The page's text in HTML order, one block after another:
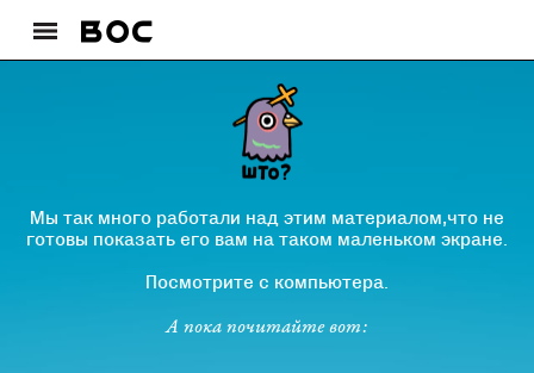
Мы так много работали над этим материалом,что не
готовы показать его вам на таком маленьком экране.
Посмотрите с компьютера.
А пока почитайте вот: